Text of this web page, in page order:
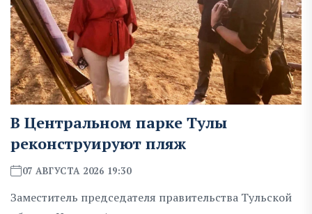
В Центральном парке Тулы
реконструируют пляж
07 АВГУСТА 2026 19:30
Заместитель председателя правительства Тульской